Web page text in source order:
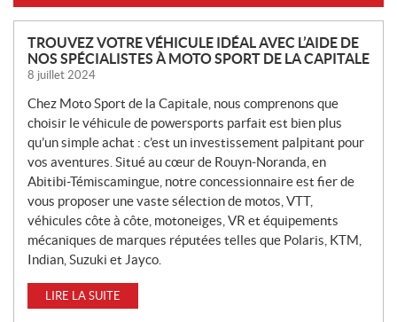
N
O
U
V
E
L
L
E
S
TROUVEZ VOTRE VÉHICULE IDÉAL AVEC L’AIDE DE
NOS SPÉCIALISTES À MOTO SPORT DE LA CAPITALE
8 juillet 2024
Chez Moto Sport de la Capitale, nous comprenons que
choisir le véhicule de powersports parfait est bien plus
qu’un simple achat : c’est un investissement palpitant pour
vos aventures. Situé au cœur de Rouyn-Noranda, en
Abitibi-Témiscamingue, notre concessionnaire est fier de
vous proposer une vaste sélection de motos, VTT,
véhicules côte à côte, motoneiges, VR et équipements
mécaniques de marques réputées telles que Polaris, KTM,
Indian, Suzuki et Jayco.
LIRE LA SUITE